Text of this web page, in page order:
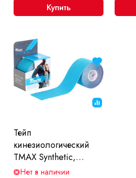
Купить
Тейп
кинезиологический
TMAX Synthetic,
размер 5 см x 5 м
Нет в наличии